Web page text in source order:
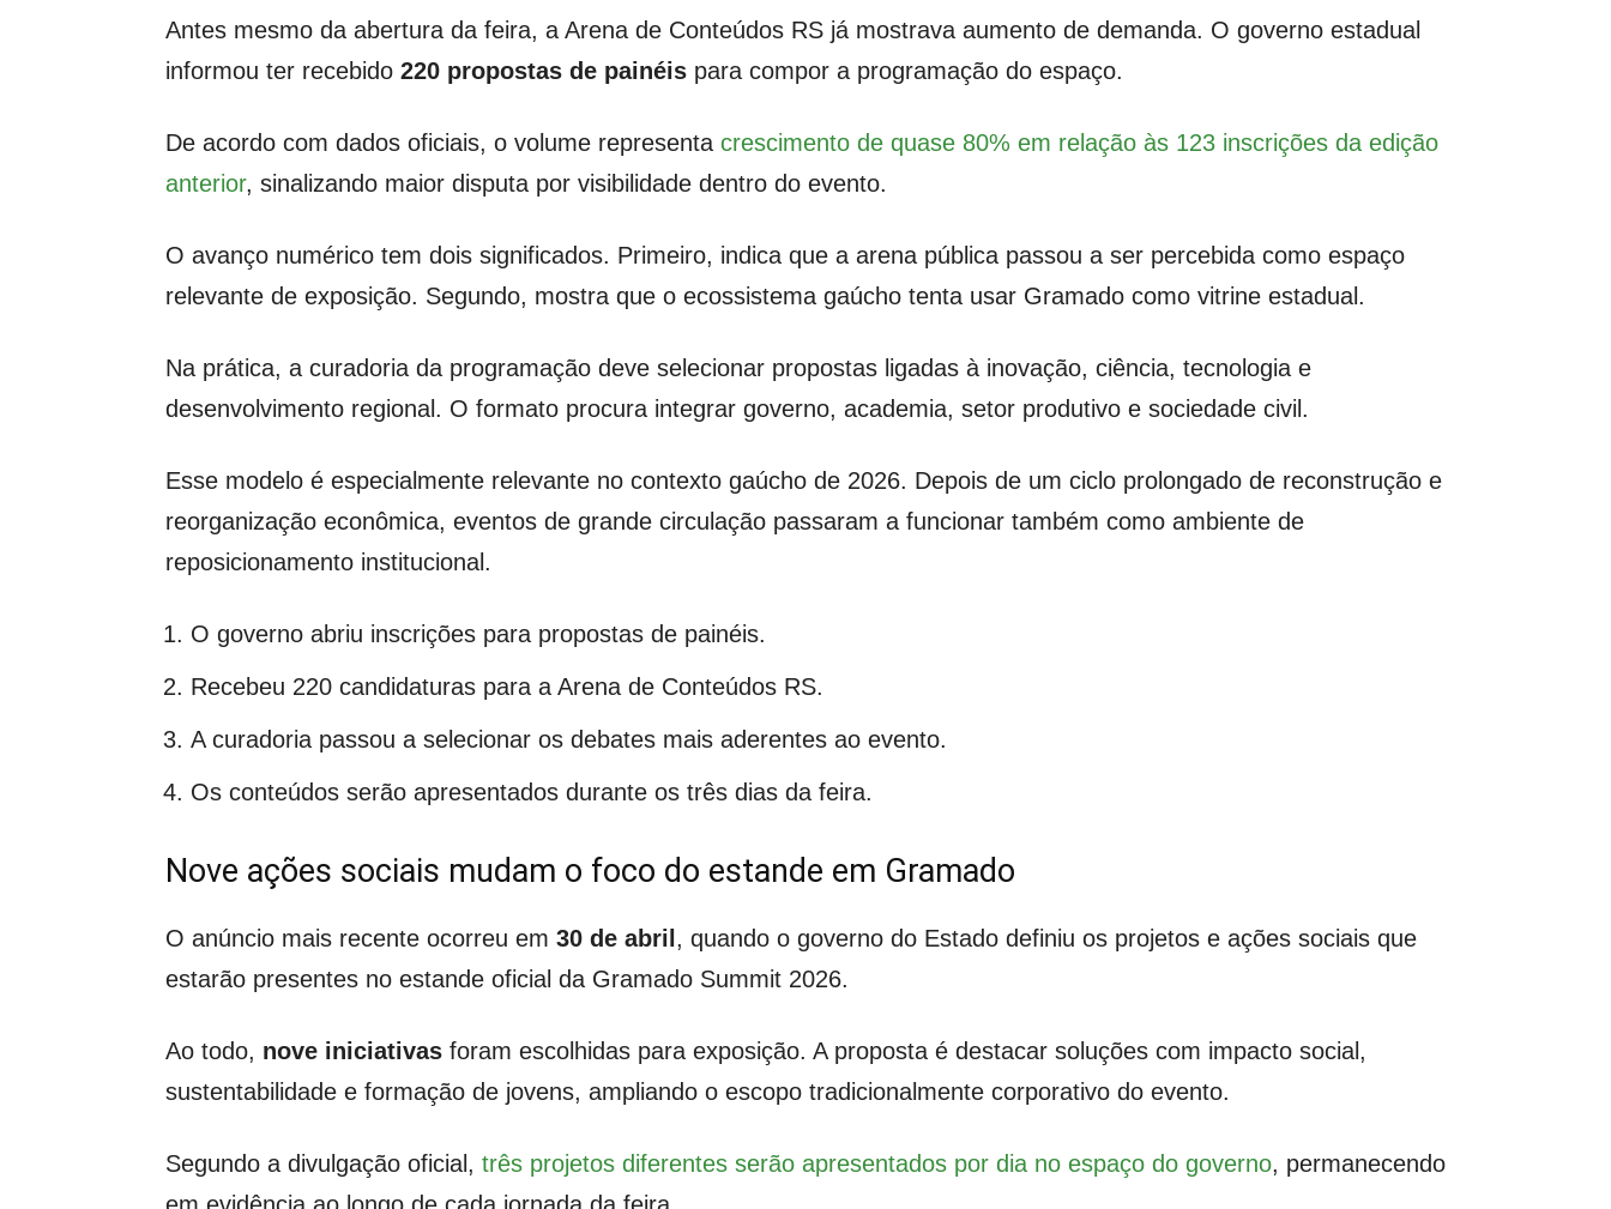
Antes mesmo da abertura da feira, a Arena de Conteúdos RS já mostrava aumento de demanda. O governo estadual
informou ter recebido 220 propostas de painéis para compor a programação do espaço.
De acordo com dados oficiais, o volume representa crescimento de quase 80% em relação às 123 inscrições da edição
anterior, sinalizando maior disputa por visibilidade dentro do evento.
O avanço numérico tem dois significados. Primeiro, indica que a arena pública passou a ser percebida como espaço
relevante de exposição. Segundo, mostra que o ecossistema gaúcho tenta usar Gramado como vitrine estadual.
Na prática, a curadoria da programação deve selecionar propostas ligadas à inovação, ciência, tecnologia e
desenvolvimento regional. O formato procura integrar governo, academia, setor produtivo e sociedade civil.
Esse modelo é especialmente relevante no contexto gaúcho de 2026. Depois de um ciclo prolongado de reconstrução e
reorganização econômica, eventos de grande circulação passaram a funcionar também como ambiente de
reposicionamento institucional.
O governo abriu inscrições para propostas de painéis.
Recebeu 220 candidaturas para a Arena de Conteúdos RS.
A curadoria passou a selecionar os debates mais aderentes ao evento.
Os conteúdos serão apresentados durante os três dias da feira.
Nove ações sociais mudam o foco do estande em Gramado
O anúncio mais recente ocorreu em 30 de abril , quando o governo do Estado definiu os projetos e ações sociais que
estarão presentes no estande oficial da Gramado Summit 2026.
Ao todo, nove iniciativas foram escolhidas para exposição. A proposta é destacar soluções com impacto social,
sustentabilidade e formação de jovens, ampliando o escopo tradicionalmente corporativo do evento.
Segundo a divulgação oficial, três projetos diferentes serão apresentados por dia no espaço do governo, permanecendo